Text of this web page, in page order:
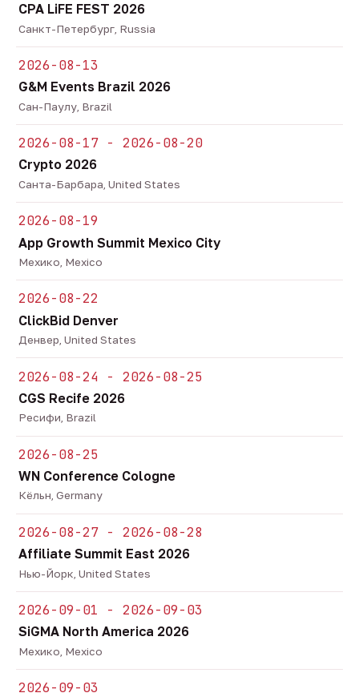
CPA LiFE FEST 2026
Санкт-Петербург, Russia
2026-08-13
G&M Events Brazil 2026
Сан-Паулу, Brazil
2026-08-17 - 2026-08-20
Crypto 2026
Санта-Барбара, United States
2026-08-19
App Growth Summit Mexico City
Мехико, Mexico
2026-08-22
ClickBid Denver
Денвер, United States
2026-08-24 - 2026-08-25
CGS Recife 2026
Ресифи, Brazil
2026-08-25
WN Conference Cologne
Кёльн, Germany
2026-08-27 - 2026-08-28
Affiliate Summit East 2026
Нью-Йорк, United States
2026-09-01 - 2026-09-03
SiGMA North America 2026
Мехико, Mexico
2026-09-03